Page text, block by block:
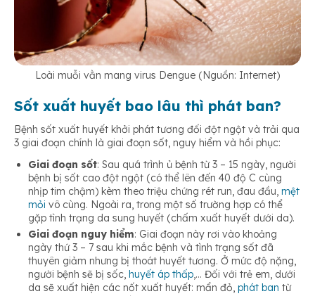
Loài muỗi vằn mang virus Dengue (Nguồn: Internet)
Sốt xuất huyết bao lâu thì phát ban?
Bệnh sốt xuất huyết khởi phát tương đối đột ngột và trải qua
3 giai đoạn chính là giai đoạn sốt, nguy hiểm và hồi phục:
Giai đoạn sốt: Sau quá trình ủ bệnh từ 3 – 15 ngày, người
bệnh bị sốt cao đột ngột (có thể lên đến 40 độ C cùng
nhịp tim chậm) kèm theo triệu chứng rét run, đau đầu, mệt
mỏi vô cùng. Ngoài ra, trong một số trường hợp có thể
gặp tình trạng da sung huyết (chấm xuất huyết dưới da).
Giai đoạn nguy hiểm: Giai đoạn này rơi vào khoảng
ngày thứ 3 – 7 sau khi mắc bệnh và tình trạng sốt đã
thuyên giảm nhưng bị thoát huyết tương. Ở mức độ nặng,
người bệnh sẽ bị sốc, huyết áp thấp,… Đối với trẻ em, dưới
da sẽ xuất hiện các nốt xuất huyết: mẩn đỏ, phát ban từ